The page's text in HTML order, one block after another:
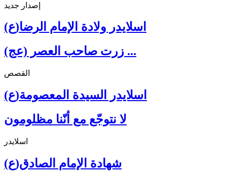
إصدار جديد
اسلايدر ولادة الإمام الرضا(ع)
زرت صاحب العصر (عج) ...
القصص
اسلايدر السيدة المعصومة(ع)
لا نتوجّع مع أنّنا مظلومون
اسلايدر
شهادة الإمام الصادق(ع)